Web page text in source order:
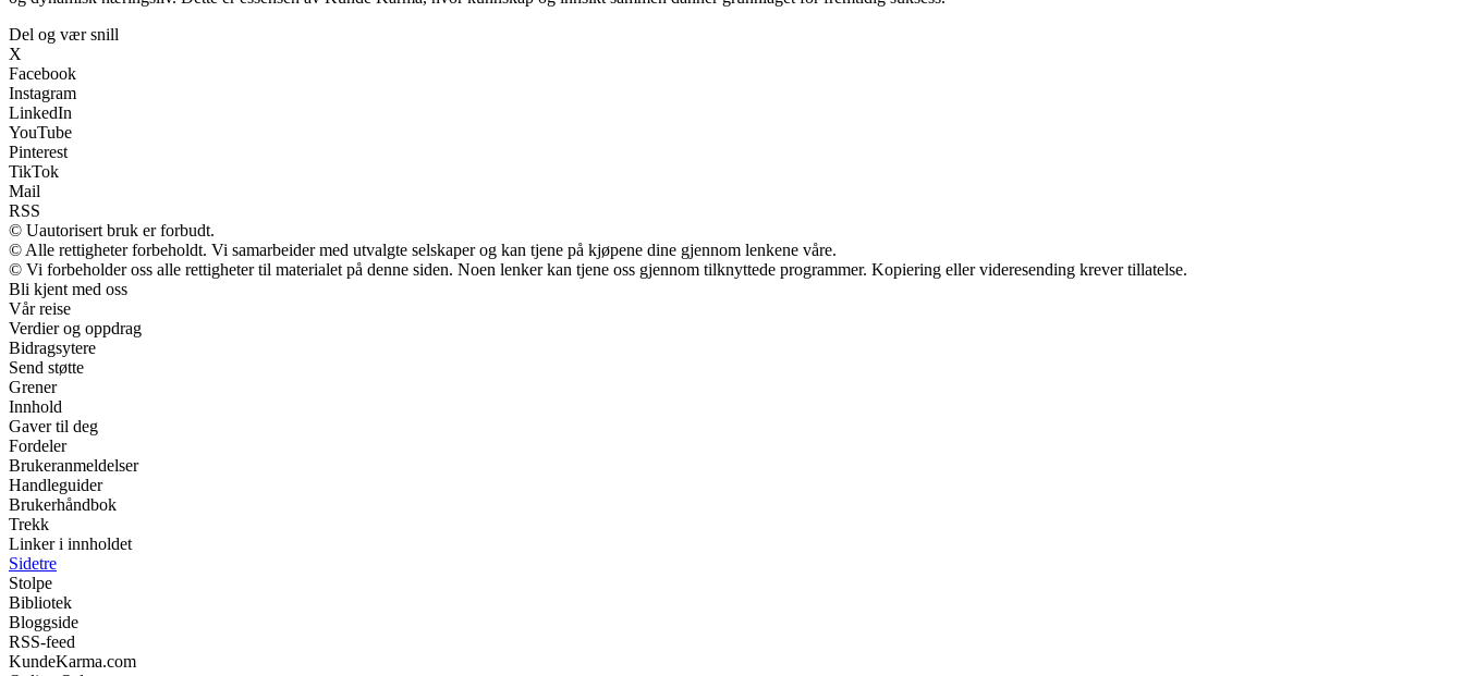
Del og vær snill
X
Facebook
Instagram
LinkedIn
YouTube
Pinterest
TikTok
Mail
RSS
© Uautorisert bruk er forbudt.
© Alle rettigheter forbeholdt. Vi samarbeider med utvalgte selskaper og kan tjene på kjøpene dine gjennom lenkene våre.
© Vi forbeholder oss alle rettigheter til materialet på denne siden. Noen lenker kan tjene oss gjennom tilknyttede programmer. Kopiering eller videresending krever tillatelse.
Bli kjent med oss
Vår reise
Verdier og oppdrag
Bidragsytere
Send støtte
Grener
Innhold
Gaver til deg
Fordeler
Brukeranmeldelser
Handleguider
Brukerhåndbok
Trekk
Linker i innholdet
Sidetre
Stolpe
Bibliotek
Bloggside
RSS-feed
KundeKarma.com